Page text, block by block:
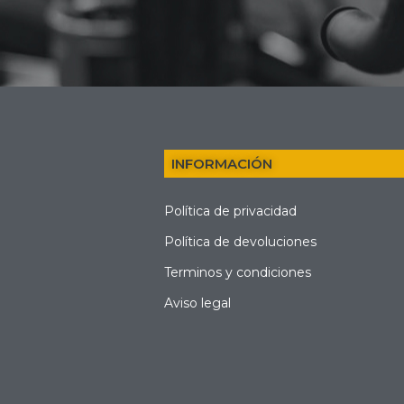
INFORMACIÓN
Política de privacidad
Política de devoluciones
Terminos y condiciones
Aviso legal